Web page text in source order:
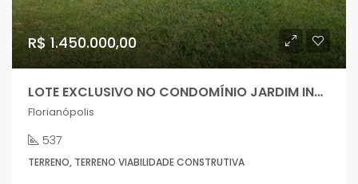
R$ 1.450.000,00
LOTE EXCLUSIVO NO CONDOMÍNIO JARDIM INGLESES!
Florianópolis
537
TERRENO, TERRENO VIABILIDADE CONSTRUTIVA